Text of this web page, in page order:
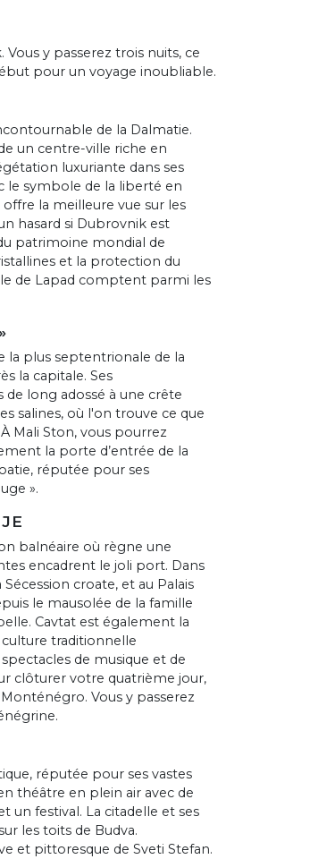
y passerez trois nuits, ce
pour un voyage inoubliable.
de la Dalmatie.
un centre-ville riche en
luxuriante dans ses
le symbole de la liberté en
la meilleure vue sur les
hasard si Dubrovnik est
patrimoine mondial de
et la protection du
de Lapad comptent parmi les
la plus septentrionale de la
la capitale. Ses
long adossé à une crête
salines, où l'on trouve ce que
Mali Ston, vous pourrez
la porte d’entrée de la
réputée pour ses
».
balnéaire où règne une
encadrent le joli port. Dans
croate, et au Palais
le mausolée de la famille
Cavtat est également la
culture traditionnelle
de musique et de
clôturer votre quatrième jour,
Vous y passerez
réputée pour ses vastes
théâtre en plein air avec de
un festival. La citadelle et ses
les toits de Budva.
et pittoresque de Sveti Stefan.